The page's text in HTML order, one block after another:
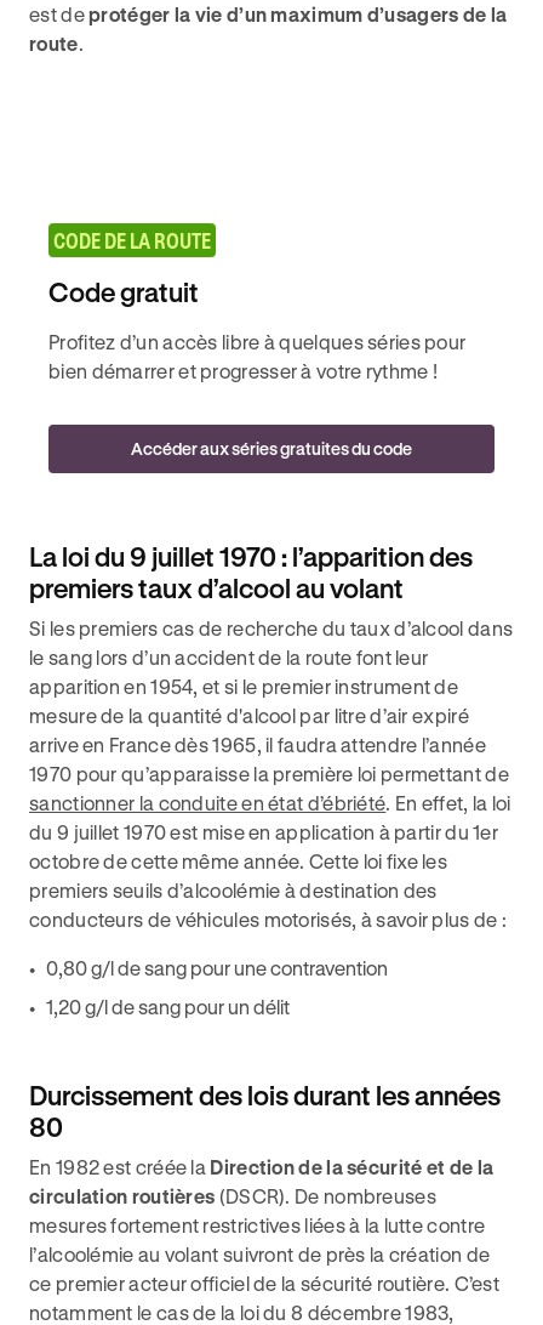
est deprotéger la vie d’un maximum d’usagers de la
route.
CODE DE LA ROUTE
Code gratuit
Profitez d’un accès libre à quelques séries pour
bien démarrer et progresser à votre rythme !
Accéder aux séries gratuites du code
La loi du 9 juillet 1970 : l’apparition des
premiers taux d’alcool au volant
Si les premiers cas de recherche du taux d’alcool dans
le sang lors d’un accident de la route font leur
apparition en 1954, et si le premier instrument de
mesure de la quantité d'alcool par litre d’air expiré
arrive en France dès 1965, il faudra attendre l’année
1970 pour qu’apparaisse la première loi permettant de
sanctionner la conduite en état d’ébriété. En effet, la loi
du 9 juillet 1970 est mise en application à partir du 1er
octobre de cette même année. Cette loi fixe les
premiers seuils d’alcoolémie à destination des
conducteurs de véhicules motorisés, à savoir plus de :
0,80 g/l de sang pour une contravention
1,20 g/l de sang pour un délit
Durcissement des lois durant les années
80
En 1982 est créée la Direction de la sécurité et de la
circulation routières (DSCR). De nombreuses
mesures fortement restrictives liées à la lutte contre
l’alcoolémie au volant suivront de près la création de
ce premier acteur officiel de la sécurité routière. C’est
notamment le cas de la loi du 8 décembre 1983,